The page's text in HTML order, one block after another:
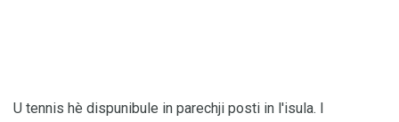
U tennis hè dispunibule in parechji posti in l'isula. I